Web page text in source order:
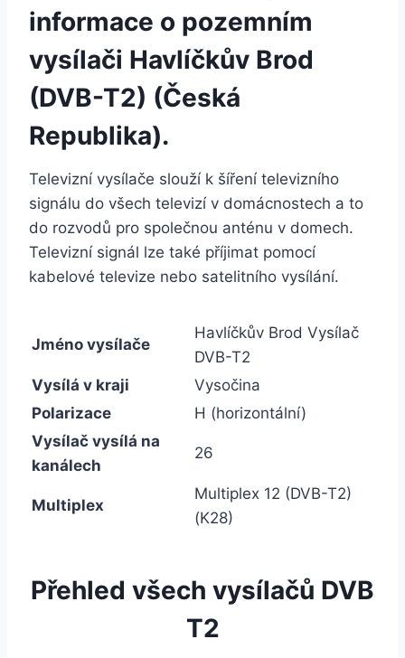
informace o pozemním
vysílači Havlíčkův Brod
(DVB-T2) (Česká
Republika).
Televizní vysílače slouží k šíření televizního
signálu do všech televizí v domácnostech a to
do rozvodů pro společnou anténu v domech.
Televizní signál lze také příjimat pomocí
kabelové televize nebo satelitního vysílání.
Jméno vysílače
Havlíčkův Brod Vysílač
DVB-T2
Vysílá v kraji
Vysočina
Polarizace
H (horizontální)
Vysílač vysílá na
kanálech
26
Multiplex
Multiplex 12 (DVB-T2)
(K28)
Přehled všech vysílačů DVB
T2